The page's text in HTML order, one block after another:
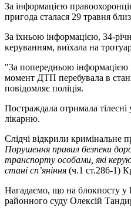
За інформацією
пригода сталася 29 травня
За їхньою інформацією, 34-
керуванням, виїхала на
"За попередньою інформацією
момент ДТП перебувала в
повідомляє поліція.
Постраждала отримала тілесні
лікарню.
Слідчі відкрили кримінальне
Порушення правил безпеки
транспорту особами, які
стані сп’яніння (ч.1 ст.286-1)
Нагадаємо, що на блокпосту у
районного суду Олексій